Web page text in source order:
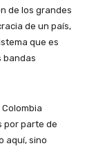
de los grandes
de un país,
que es
bandas
por parte de
aquí, sino